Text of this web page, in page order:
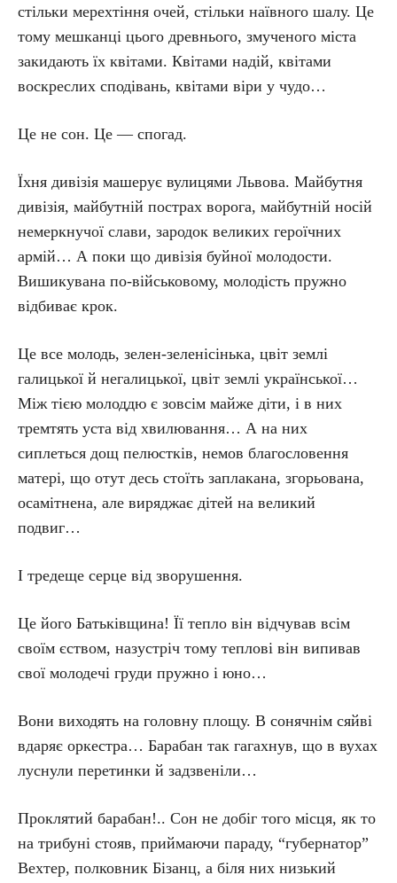
стільки мерехтіння очей, стільки наївного шалу. Це
тому мешканці цього древнього, змученого міста
закидають їх квітами. Квітами надій, квітами
воскреслих сподівань, квітами віри у чудо…
Це не сон. Це — спогад.
Їхня дивізія машерує вулицями Львова. Майбутня
дивізія, майбутній пострах ворога, майбутній носій
немеркнучої слави, зародок великих героїчних
армій… А поки що дивізія буйної молодости.
Вишикувана по-військовому, молодість пружно
відбиває крок.
Це все молодь, зелен-зеленісінька, цвіт землі
галицької й негалицької, цвіт землі української…
Між тією молоддю є зовсім майже діти, і в них
тремтять уста від хвилювання… А на них
сиплеться дощ пелюстків, немов благословення
матері, що отут десь стоїть заплакана, згорьована,
осамітнена, але виряджає дітей на великий
подвиг…
І тредеще серце від зворушення.
Це його Батьківщина! Її тепло він відчував всім
своїм єством, назустріч тому теплові він випивав
свої молодечі груди пружно і юно…
Вони виходять на головну площу. В сонячнім сяйві
вдаряє оркестра… Барабан так гагахнув, що в вухах
луснули перетинки й задзвеніли…
Проклятий барабан!.. Сон не добіг того місця, як то
на трибуні стояв, приймаючи параду, “губернатор”
Вехтер, полковник Бізанц, а біля них низький